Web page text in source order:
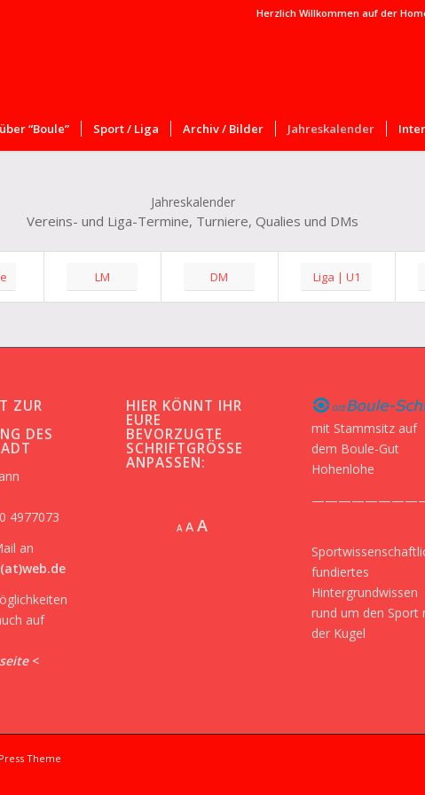
Herzlich Willkommen auf der
“Boule” Sport / Liga Archiv / Bilder Jahreskalender
Jahreskalender
Vereins- und Liga-Termine, Turniere, Qualies und DMs
LM DM Liga | U1
ZUR
DES
4977073
an
auf
<
HIER KÖNNT IHR
EURE
BEVORZUGTE
SCHRIFTGRÖSSE A
NPASSEN:
A Decrease
A Reset
A
mit Stammsitz auf
dem Boule-Gut
Hohenlohe
fundiertes
Hintergrundwissen
rund um den Sport
der Kugel
Theme